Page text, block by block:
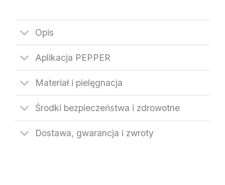
Opis
Aplikacja PEPPER
Materiał i pielęgnacja
Środki bezpieczeństwa i zdrowotne
Dostawa, gwarancja i zwroty